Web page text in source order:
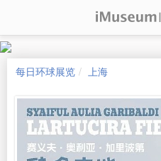
每日环球展览 上海